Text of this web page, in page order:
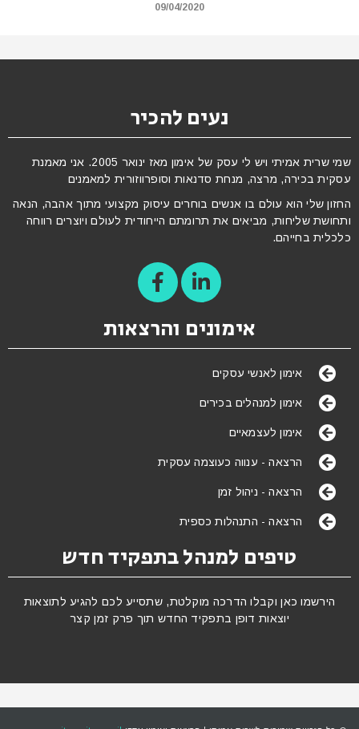
09/04/2020
נעים להכיר
שמי שרית אמיתי ויש לי עסק של אימון מאז ינואר 2005. אני מאמנת
עסקית בכירה, מרצה, מנחת סדנאות וסופרווזורית למאמנים
החזון שלי הוא עולם בו אנשים בוחרים עיסוק מקצועי מתוך אהבה, הנאה
ותחושת שליחות, מביאים את תרומתם הייחודית לעולם ויוצרים רווחה
כלכלית בחייהם.
אימונים והרצאות
אימון לאנשי עסקים
אימון למנהלים בכירים
אימון לעצמאיים
הרצאה - ענווה כעוצמה עסקית
הרצאה - ניהול זמן
הרצאה - התנהלות כספית
טיפים למנהל בתפקיד חדש
הירשמו כאן וקבלו הדרכה מוקלטת, שתסייע לכם להגיע לתוצאות
יוצאות דופן בתפקיד החדש תוך פרק זמן קצר